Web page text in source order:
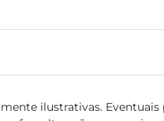
ilustrativas. Eventuais